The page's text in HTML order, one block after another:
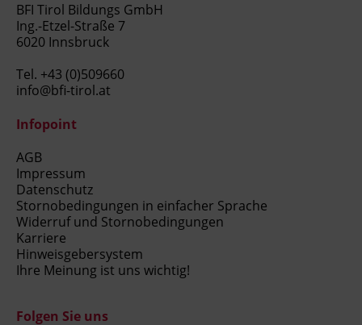
BFI Tirol Bildungs GmbH
Ing.-Etzel-Straße 7
6020 Innsbruck
Tel. +43 (0)509660
info@bfi-tirol.at
Infopoint
AGB
Impressum
Datenschutz
Stornobedingungen in einfacher Sprache
Widerruf und Stornobedingungen
Karriere
Hinweisgebersystem
Ihre Meinung ist uns wichtig!
Folgen Sie uns